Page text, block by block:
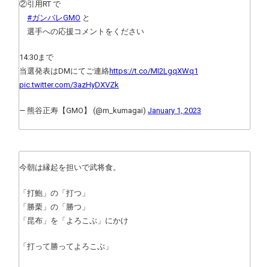
②引用RT で
#ガンバレGMO と
選手への応援コメントをください
14:30まで
当選発表はDMにてご連絡https://t.co/MI2LgqXWq1
pic.twitter.com/3azHyDXVZk
— 熊谷正寿【GMO】 (@m_kumagai) January 1, 2023
今朝は縁起を担いで武将食。
「打鮑」の「打つ」
「勝栗」の「勝つ」
「昆布」を「よろこぶ」にかけ
「打って勝ってよろこぶ」